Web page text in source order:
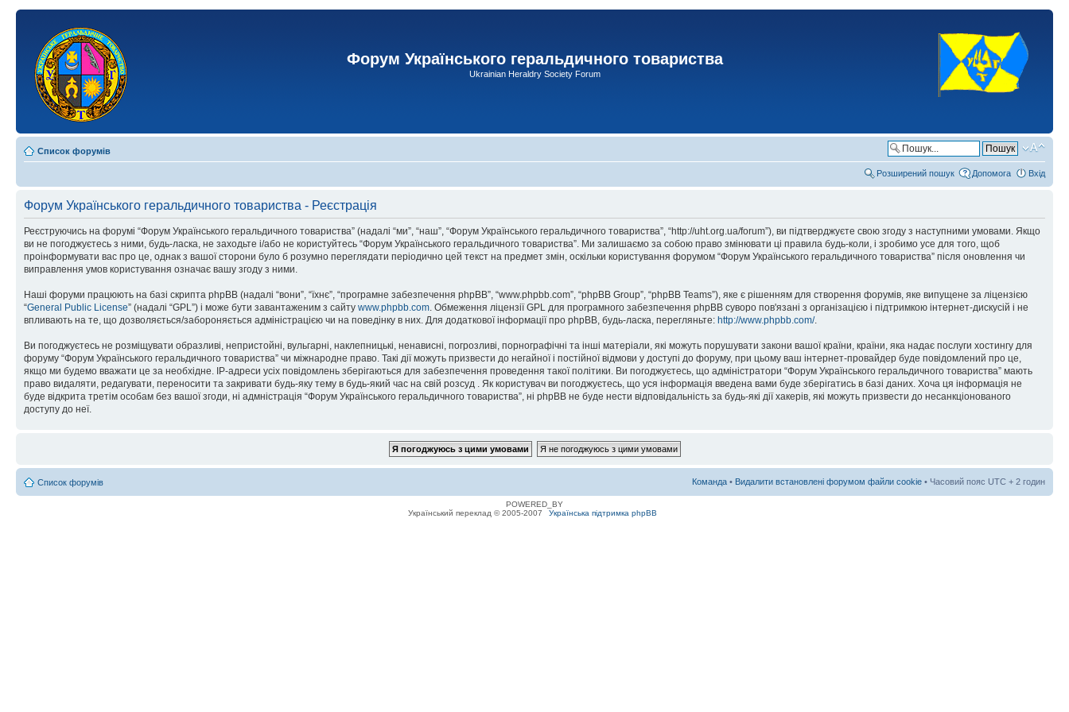
Форум Українського геральдичного товариства
Ukrainian Heraldry Society Forum
Список форумів
Розширений пошук Допомога Вхід
Форум Українського геральдичного товариства - Реєстрація
Реєструючись на форумі “Форум Українського геральдичного товариства” (надалі “ми”, “наш”, “Форум Українського геральдичного товариства”, “http://uht.org.ua/forum”), ви підтверджуєте свою згоду з наступними умовами. Якщо
ви не погоджуєтесь з ними, будь-ласка, не заходьте і/або не користуйтесь “Форум Українського геральдичного товариства”. Ми залишаємо за собою право змінювати ці правила будь-коли, і зробимо усе для того, щоб
проінформувати вас про це, однак з вашої сторони було б розумно переглядати періодично цей текст на предмет змін, оскільки користування форумом “Форум Українського геральдичного товариства” після оновлення чи
виправлення умов користування означає вашу згоду з ними.
Наші форуми працюють на базі скрипта phpBB (надалі “вони”, “їхнє”, “програмне забезпечення phpBB”, “www.phpbb.com”, “phpBB Group”, “phpBB Teams”), яке є рішенням для створення форумів, яке випущене за ліцензією
“General Public License” (надалі “GPL”) і може бути завантаженим з сайту www.phpbb.com. Обмеження ліцензії GPL для програмного забезпечення phpBB суворо пов'язані з організацією і підтримкою інтернет-дискусій і не
впливають на те, що дозволяється/забороняється адміністрацією чи на поведінку в них. Для додаткової інформації про phpBB, будь-ласка, перегляньте: http://www.phpbb.com/.
Ви погоджуєтесь не розміщувати образливі, непристойні, вульгарні, наклепницькі, ненависні, погрозливі, порнографічні та інші матеріали, які можуть порушувати закони вашої країни, країни, яка надає послуги хостингу для
форуму “Форум Українського геральдичного товариства” чи міжнародне право. Такі дії можуть призвести до негайної і постійної відмови у доступі до форуму, при цьому ваш інтернет-провайдер буде повідомлений про це,
якщо ми будемо вважати це за необхідне. IP-адреси усіх повідомлень зберігаються для забезпечення проведення такої політики. Ви погоджуєтесь, що адміністратори “Форум Українського геральдичного товариства” мають
право видаляти, редагувати, переносити та закривати будь-яку тему в будь-який час на свій розсуд . Як користувач ви погоджуєтесь, що уся інформація введена вами буде зберігатись в базі даних. Хоча ця інформація не
буде відкрита третім особам без вашої згоди, ні адмністрація “Форум Українського геральдичного товариства”, ні phpBB не буде нести відповідальність за будь-які дії хакерів, які можуть призвести до несанкціонованого
доступу до неї.
Список форумів Команда • Видалити встановлені форумом файли cookie • Часовий пояс UTC + 2 годин
POWERED_BY
Український переклад © 2005-2007
Українська підтримка phpBB